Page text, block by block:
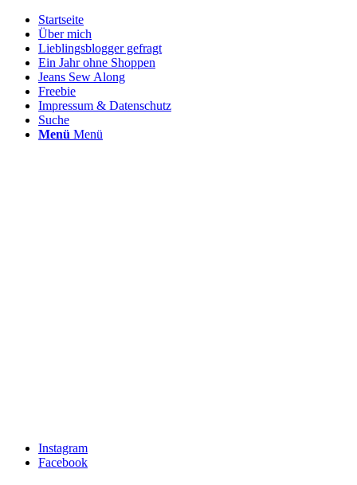
Startseite
Über mich
Lieblingsblogger gefragt
Ein Jahr ohne Shoppen
Jeans Sew Along
Freebie
Impressum & Datenschutz
Suche
Menü Menü
Instagram
Facebook